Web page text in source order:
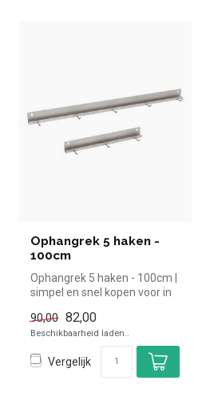
Ophangrek 5 haken -
100cm
Ophangrek 5 haken - 100cm |
simpel en snel kopen voor in
90,00 82,00
Beschikbaarheid laden..
Vergelijk